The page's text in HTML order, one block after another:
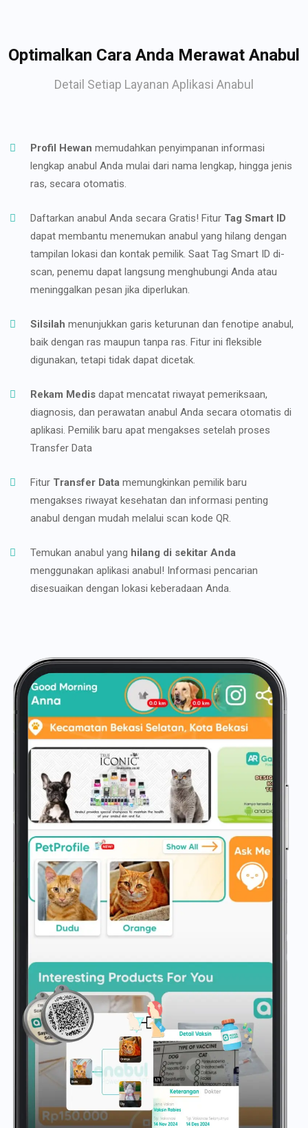
Optimalkan Cara Anda Merawat Anabul
Detail Setiap Layanan Aplikasi Anabul
Profil Hewan memudahkan penyimpanan informasi
lengkap anabul Anda mulai dari nama lengkap, hingga jenis
ras, secara otomatis.
Daftarkan anabul Anda secara Gratis! Fitur Tag Smart ID
dapat membantu menemukan anabul yang hilang dengan
tampilan lokasi dan kontak pemilik. Saat Tag Smart ID di-
scan, penemu dapat langsung menghubungi Anda atau
meninggalkan pesan jika diperlukan.
Silsilah menunjukkan garis keturunan dan fenotipe anabul,
baik dengan ras maupun tanpa ras. Fitur ini fleksible
digunakan, tetapi tidak dapat dicetak.
Rekam Medis dapat mencatat riwayat pemeriksaan,
diagnosis, dan perawatan anabul Anda secara otomatis di
aplikasi. Pemilik baru apat mengakses setelah proses
Transfer Data
Fitur Transfer Data memungkinkan pemilik baru
mengakses riwayat kesehatan dan informasi penting
anabul dengan mudah melalui scan kode QR.
Temukan anabul yang hilang di sekitar Anda
menggunakan aplikasi anabul! Informasi pencarian
disesuaikan dengan lokasi keberadaan Anda.